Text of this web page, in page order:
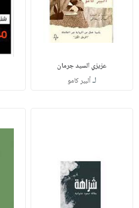
عزيزي السيد جرمان
لـألبير كامو